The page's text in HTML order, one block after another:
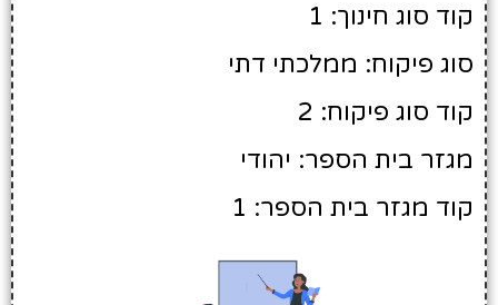
קוד סוג חינוך: 1
סוג פיקוח: ממלכתי דתי
קוד סוג פיקוח: 2
מגזר בית הספר: יהודי
קוד מגזר בית הספר: 1